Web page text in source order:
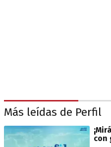
Más leídas de Perfil
con